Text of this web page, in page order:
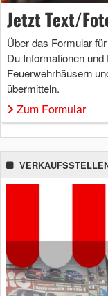
Jetzt Text/
Über das Formular
Du Informationen
Feuerwehrhäusern
übermitteln.
Zum Formular